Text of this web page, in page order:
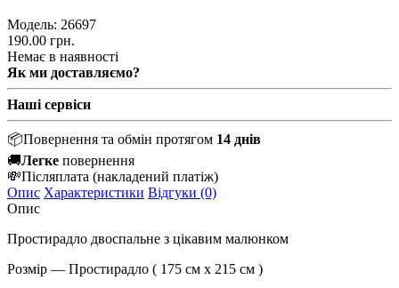
Модель: 26697
190.00 грн.
Немає в наявності
Як ми доставляємо?
Наші сервіси
📦Повернення та обмін протягом 14 днів
🚚Легке повернення
💸Післяплата (накладений платіж)
Опис Характеристики Відгуки (0)
Опис
Простирадло двоспальне з цікавим малюнком
Розмір ― Простирадло ( 175 см х 215 см )